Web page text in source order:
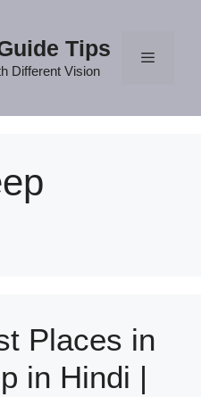
Tips
Different Vision
Places in
in Hindi |